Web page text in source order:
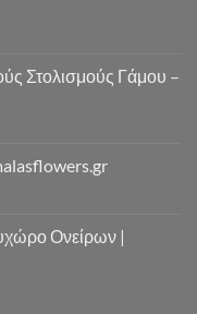
Στολισμούς Γάμου –
Ονείρων |